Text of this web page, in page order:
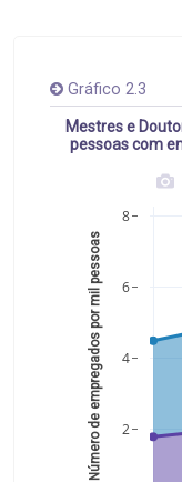
Gráfico 2.3
Mestres e
pessoas com
2
4
6
8
Número de empregados por mil pessoas